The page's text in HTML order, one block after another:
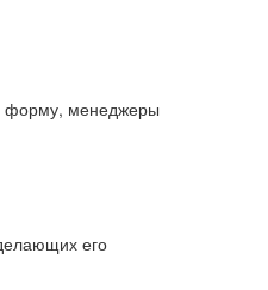
форму, менеджеры
его